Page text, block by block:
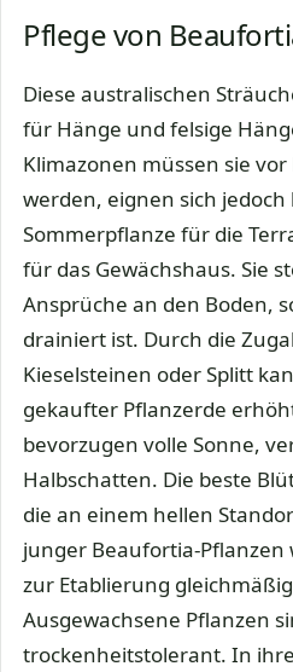
Pflege von
Diese australischen
für Hänge und felsige
Klimazonen müssen sie
werden, eignen sich
Sommerpflanze für die
für das Gewächshaus. Sie
Ansprüche an den Boden,
drainiert ist. Durch die
Kieselsteinen oder Splitt
gekaufter Pflanzerde
bevorzugen volle Sonne,
Halbschatten. Die beste
die an einem hellen
junger Beaufortia-Pflanzen
zur Etablierung
Ausgewachsene Pflanzen
trockenheitstolerant. In